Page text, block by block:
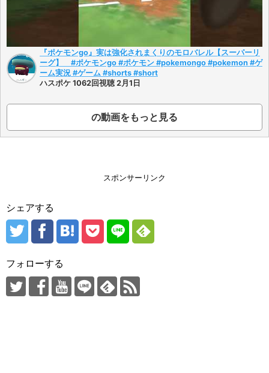
『ポケモンgo』実は強化されまくりのモロバレル【スーパーリ
ーグ】 #ポケモンgo #ポケモン #pokemongo #pokemon #ゲ
ーム実況 #ゲーム #shorts #short
ハスポケ 1062回視聴 2月1日
の動画をもっと見る
スポンサーリンク
シェアする
フォローする